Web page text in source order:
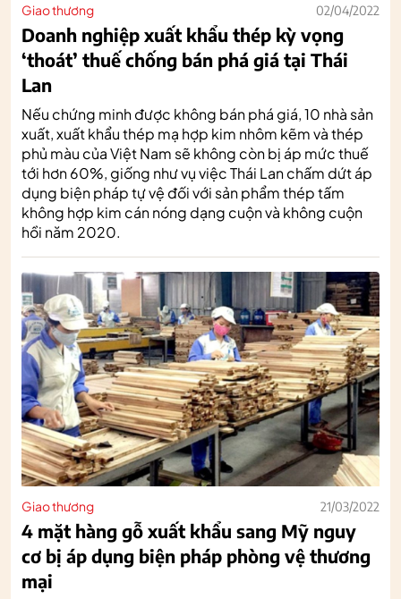
Giao thương 02/04/2022
Doanh nghiệp xuất khẩu thép kỳ vọng
‘thoát’ thuế chống bán phá giá tại Thái
Lan
Nếu chứng minh được không bán phá giá, 10 nhà sản
xuất, xuất khẩu thép mạ hợp kim nhôm kẽm và thép
phủ màu của Việt Nam sẽ không còn bị áp mức thuế
tới hơn 60%, giống như vụ việc Thái Lan chấm dứt áp
dụng biện pháp tự vệ đối với sản phẩm thép tấm
không hợp kim cán nóng dạng cuộn và không cuộn
hồi năm 2020.
Giao thương 21/03/2022
4 mặt hàng gỗ xuất khẩu sang Mỹ nguy
cơ bị áp dụng biện pháp phòng vệ thương
mại